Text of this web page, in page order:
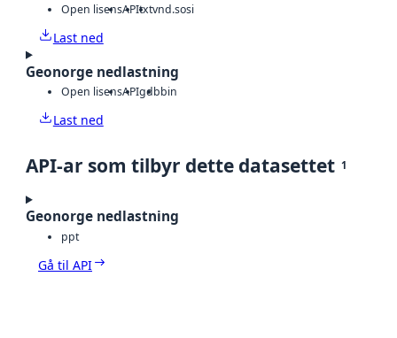
Open lisensAPItxtvnd.sosi
Last ned
Geonorge nedlastning
Open lisensAPIgdbbin
Last ned
API-ar som tilbyr dette datasettet 1
Geonorge nedlastning
ppt
Gå til API